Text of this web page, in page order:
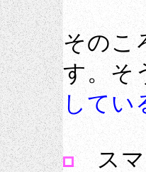
そのこ
す。そ
してい
スマ